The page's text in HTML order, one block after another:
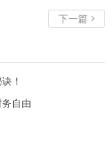
下一篇 
！
自由